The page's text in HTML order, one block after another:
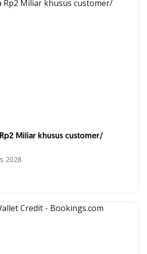
Miliar khusus customer/
2028